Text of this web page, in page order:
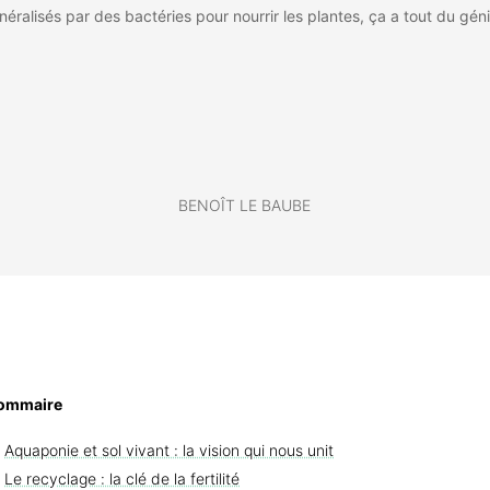
par des bactéries pour nourrir les plantes, ça a tout du
BENOÎT LE BAUBE
Aquaponie et sol vivant : la vision qui nous unit
Le recyclage : la clé de la fertilité